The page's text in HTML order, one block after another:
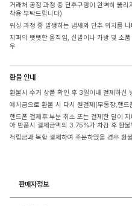
거래처 공정 과정 중 단추구멍이 완벽히 뚫
착용 부탁드립니다)
워싱 과정 중 발생하는 냄새와 단추 위치를
지퍼의 뻣뻣한 움직임, 신발이나 가방 및 소
우
환불 안내
환불시 수거 상품 확인 후 3일이내 결제하신
예치금으로 환불 시 다시 원결제(무통장,핸드
핸드폰 결제후 부분 취소 또는 결제한 달이
아 반품시 결제금액의 3.75%가 차감 후 환불
적립금과 복합 결제하여 주문하였을 경우 환
판매자정보